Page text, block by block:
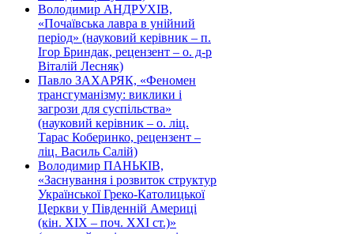
Володимир АНДРУХІВ,
«Почаївська лавра в унійний
період» (науковий керівник – п.
Ігор Бриндак, рецензент – о. д-р
Віталій Лесняк)
Павло ЗАХАРЯК, «Феномен
трансгуманізму: виклики і
загрози для суспільства»
(науковий керівник – о. ліц.
Тарас Коберинко, рецензент –
ліц. Василь Салій)
Володимир ПАНЬКІВ,
«Заснування і розвиток структур
Української Греко-Католицької
Церкви у Південній Америці
(кін. ХІХ – поч. ХХІ ст.)»